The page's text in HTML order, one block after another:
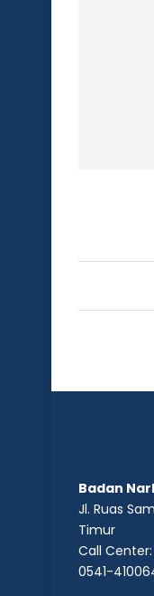
Badan
Jl. Ruas
Timur
Call Center:
0541-